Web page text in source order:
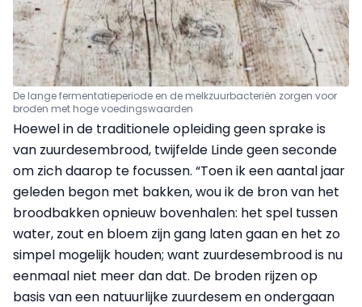
De lange fermentatieperiode en de melkzuurbacteriën zorgen voor
broden met hoge voedingswaarden
Hoewel in de traditionele opleiding geen sprake is
van zuurdesembrood, twijfelde Linde geen seconde
om zich daarop te focussen. “Toen ik een aantal jaar
geleden begon met bakken, wou ik de bron van het
broodbakken opnieuw bovenhalen: het spel tussen
water, zout en bloem zijn gang laten gaan en het zo
simpel mogelijk houden; want zuurdesembrood is nu
eenmaal niet meer dan dat. De broden rijzen op
basis van een natuurlijke zuurdesem en ondergaan